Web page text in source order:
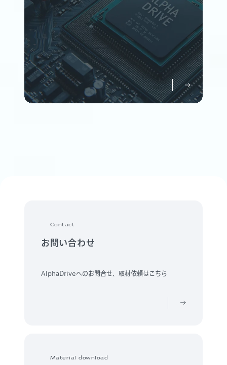
Contact
お問い合わせ
AlphaDriveへのお問合せ、取材依頼はこちら
Material download